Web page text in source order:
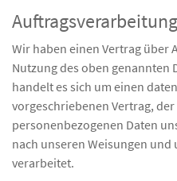
Auftragsverarbeitung
Wir haben einen Vertrag über
Nutzung des oben genannten
handelt es sich um einen
vorgeschriebenen Vertrag,
personenbezogenen Daten
nach unseren Weisungen und
verarbeitet.